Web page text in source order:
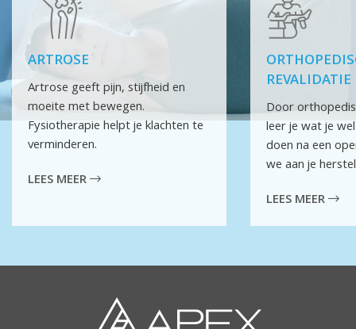
ARTROSE
Artrose geeft pijn, stijfheid en
moeite met bewegen.
Fysiotherapie helpt je klachten te
verminderen.
LEES MEER
REVALIDATIE
Door
leer je wat je
doen na een
we aan je
LEES MEER